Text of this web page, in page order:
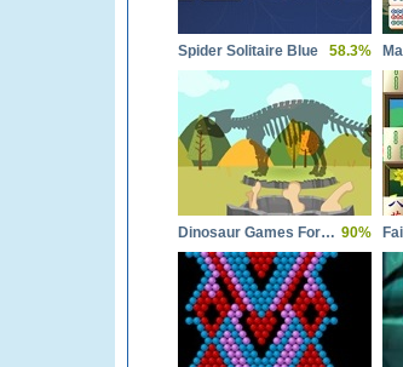
Spider Solitaire Blue 58.3%
Dinosaur Games For Toddlers 90%